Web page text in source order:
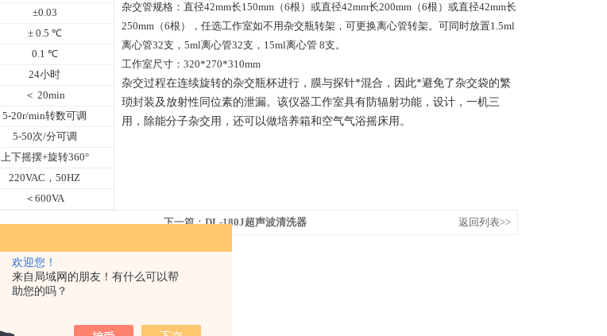
欢迎您！
来自局域网的朋友！有什么可以帮
助您的吗？
±0.03
± 0.5 ℃
0.1 ℃
24小时
＜ 20min
5-20r/min转数可调
5-50次/分可调
上下摇摆+旋转360°
220VAC ，50HZ
＜600VA
杂交管规格：直径42mm长150mm（6根）或直径42mm长200mm（6根）或直径42mm长
250mm（6根），任选工作室如不用杂交瓶转架，可更换离心管转架。可同时放置1.5ml
离心管32支，5ml离心管32支，15ml离心管 8支。
工作室尺寸：320*270*310mm
杂交过程在连续旋转的杂交瓶杯进行，膜与探针*混合，因此*避免了杂交袋的繁
琐封装及放射性同位素的泄漏。该仪器工作室具有防辐射功能，设计，一机三
用，除能分子杂交用，还可以做培养箱和空气气浴摇床用。
下一篇：DL-180J超声波清洗器 返回列表>>